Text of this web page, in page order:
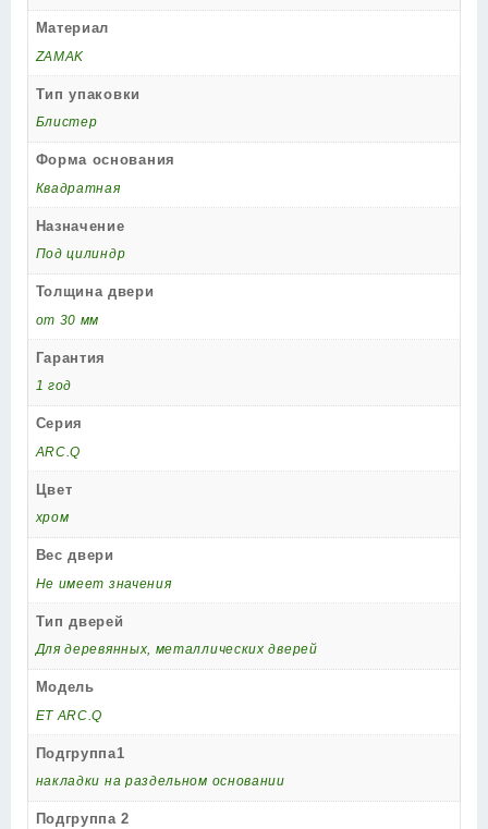
Материал
ZAMAK
Тип упаковки
Блистер
Форма основания
Квадратная
Назначение
Под цилиндр
Толщина двери
от 30 мм
Гарантия
1 год
Серия
ARC.Q
Цвет
хром
Вес двери
Не имеет значения
Тип дверей
Для деревянных, металлических дверей
Модель
ET ARC.Q
Подгруппа1
накладки на раздельном основании
Подгруппа 2